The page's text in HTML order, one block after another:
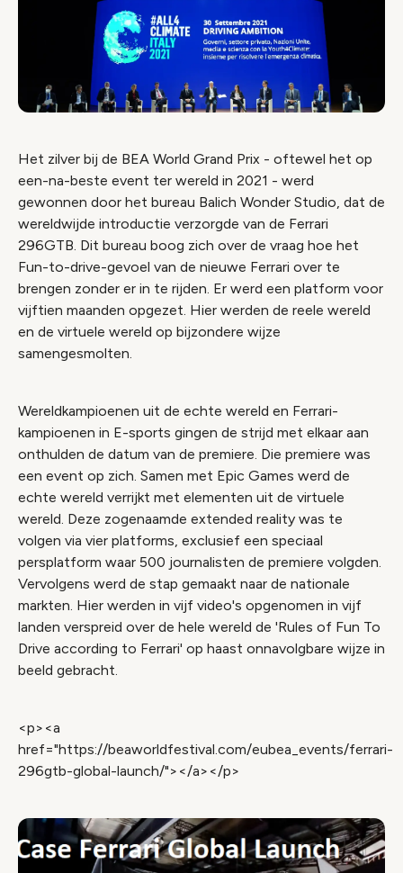
Het zilver bij de BEA World Grand Prix - oftewel het op
een-na-beste event ter wereld in 2021 - werd
gewonnen door het bureau Balich Wonder Studio, dat de
wereldwijde introductie verzorgde van de Ferrari
296GTB. Dit bureau boog zich over de vraag hoe het
Fun-to-drive-gevoel van de nieuwe Ferrari over te
brengen zonder er in te rijden. Er werd een platform voor
vijftien maanden opgezet. Hier werden de reele wereld
en de virtuele wereld op bijzondere wijze
samengesmolten.
Wereldkampioenen uit de echte wereld en Ferrari-
kampioenen in E-sports gingen de strijd met elkaar aan
onthulden de datum van de premiere. Die premiere was
een event op zich. Samen met Epic Games werd de
echte wereld verrijkt met elementen uit de virtuele
wereld. Deze zogenaamde extended reality was te
volgen via vier platforms, exclusief een speciaal
persplatform waar 500 journalisten de premiere volgden.
Vervolgens werd de stap gemaakt naar de nationale
markten. Hier werden in vijf video's opgenomen in vijf
landen verspreid over de hele wereld de 'Rules of Fun To
Drive according to Ferrari' op haast onnavolgbare wijze in
beeld gebracht.
<p><a
href="https://beaworldfestival.com/eubea_events/ferrari-
296gtb-global-launch/"></a></p>